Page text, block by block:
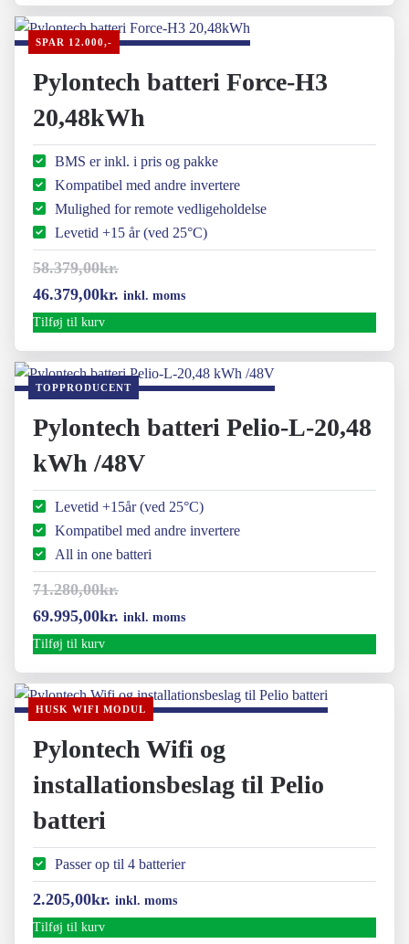
SPAR 12.000,-
Pylontech batteri Force-H3
20,48kWh
BMS er inkl. i pris og pakke
Kompatibel med andre invertere
Mulighed for remote vedligeholdelse
Levetid +15 år (ved 25°C)
58.379,00kr.
Den
oprindelige
var:
58.379,00kr..
46.379,00kr. Den
er:
46.379,00kr..
inkl. moms
Tilføj til kurv
TOPPRODUCENT
Pylontech batteri Pelio-L-20,48
kWh /48V
Levetid +15år (ved 25°C)
Kompatibel med andre invertere
All in one batteri
71.280,00kr.
Den
oprindelige
var:
71.280,00kr..
69.995,00kr. Den
er:
69.995,00kr..
inkl. moms
Tilføj til kurv
HUSK WIFI MODUL
Pylontech Wifi og
installationsbeslag til Pelio
batteri
Passer op til 4 batterier
2.205,00kr. inkl. moms
Tilføj til kurv